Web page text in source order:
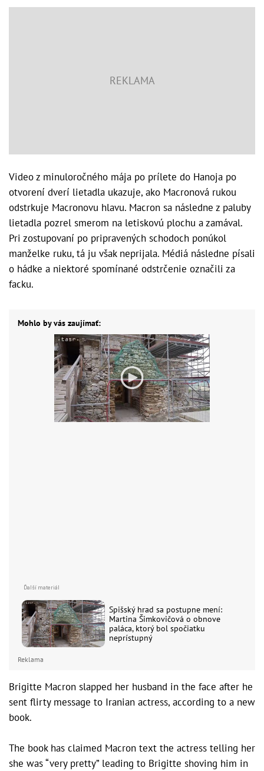
Video z minuloročného mája po prílete do Hanoja po
otvorení dverí lietadla ukazuje, ako Macronová rukou
odstrkuje Macronovu hlavu. Macron sa následne z paluby
lietadla pozrel smerom na letiskovú plochu a zamával.
Pri zostupovaní po pripravených schodoch ponúkol
manželke ruku, tá ju však neprijala. Médiá následne písali
o hádke a niektoré spomínané odstrčenie označili za
facku.
Mohlo by vás zaujímať:
Spišský hrad sa postupne mení:
Martina Šimkovičová o obnove
paláca, ktorý bol spočiatku
neprístupný
Reklama
Brigitte Macron slapped her husband in the face after he
sent flirty message to Iranian actress, according to a new
book.
The book has claimed Macron text the actress telling her
she was “very pretty” leading to Brigitte shoving him in